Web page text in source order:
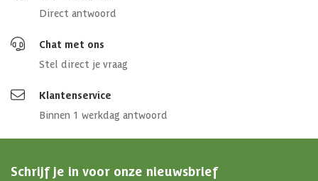
Direct antwoord
Chat met ons
Stel direct je vraag
Klantenservice
Binnen 1 werkdag antwoord
Schrijf je in voor onze nieuwsbrief